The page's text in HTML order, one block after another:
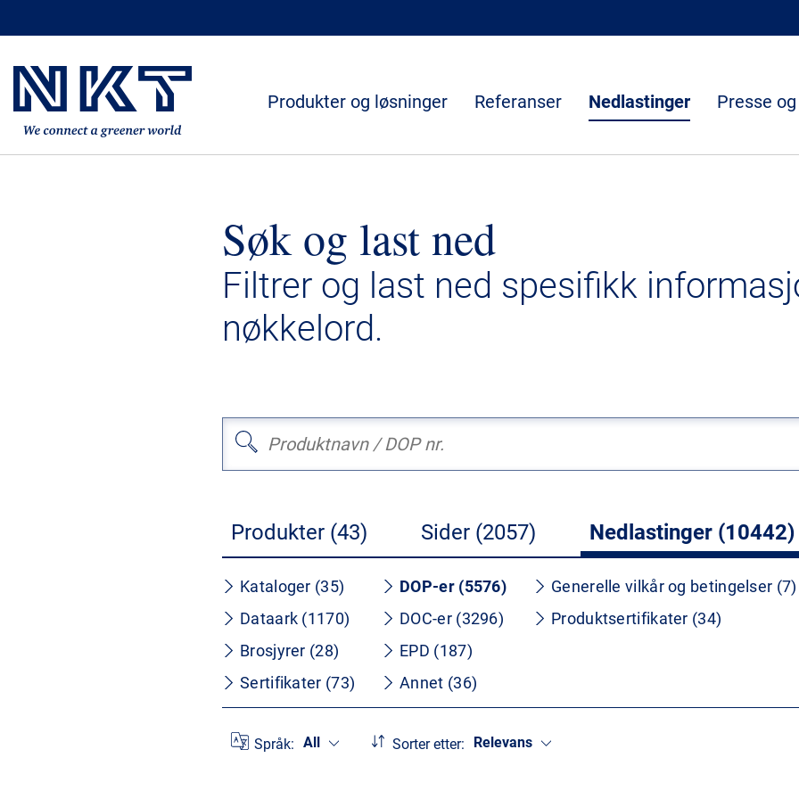
Produkter og løsninger Referanser Nedlastinger Presse
Søk og last ned
Filtrer og last ned spesifikk
nøkkelord.
Produkter (43) Sider (2057) Nedlastinger (10442)
Kataloger (35)
Dataark (1170)
Brosjyrer (28)
Sertifikater (73)
DOP-er (5576)
DOC-er (3296)
EPD (187)
Annet (36)
Generelle vilkår og betingelser (7)
Produktsertifikater (34)
Språk: All Sorter etter: Relevans